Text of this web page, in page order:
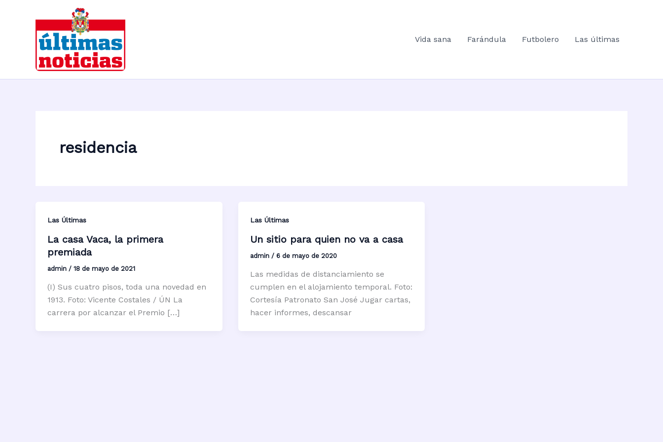
contenido
Vida sana
Farándula Futbolero Las últimas
residencia
Las Últimas
La casa Vaca, la primera
premiada
admin / 18 de mayo de 2021
(I) Sus cuatro pisos, toda una novedad en
1913. Foto: Vicente Costales / ÚN La
carrera por alcanzar el Premio […]
Las Últimas
Un sitio para quien no va a casa
admin / 6 de mayo de 2020
Las medidas de distanciamiento se
cumplen en el alojamiento temporal. Foto:
Cortesía Patronato San José Jugar cartas,
hacer informes, descansar